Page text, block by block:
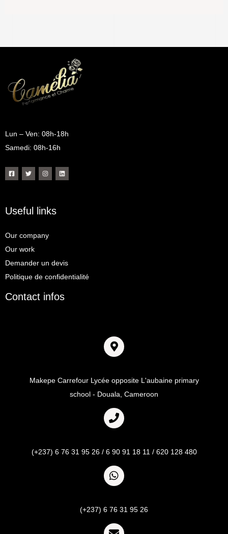
Lun – Ven: 08h-18h
Samedi: 08h-16h
Useful links
Our company
Our work
Demander un devis
Politique de confidentialité
Contact infos
Makepe Carrefour Lycée opposite L'aubaine primary
school - Douala, Cameroon
(+237) 6 76 31 95 26 / 6 90 91 18 11 / 620 128 480
(+237) 6 76 31 95 26